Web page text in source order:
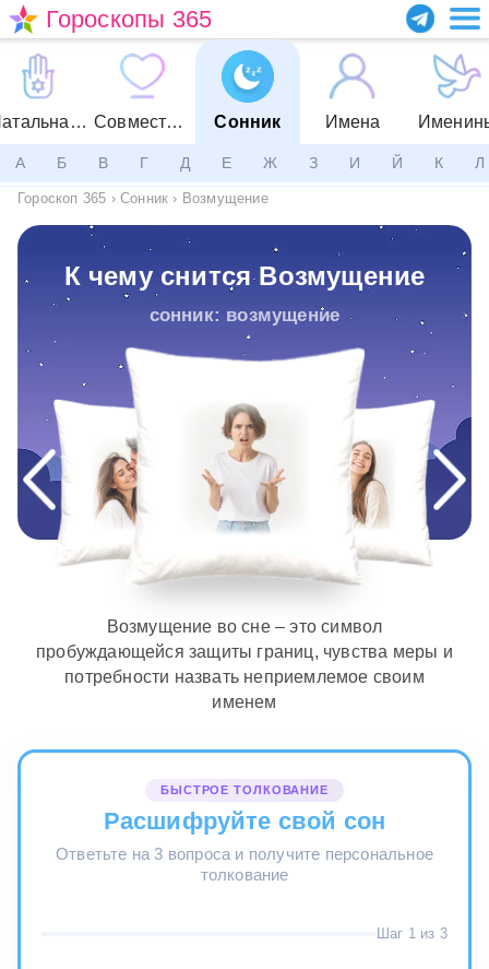
Гороскопы 365
Натальная карта Совместимость Сонник Имена
А Б В Г Д Е Ж З И Й К Л
Гороскоп 365 › Сонник › Возмущение
К чему снится Возмущение
сонник: возмущение
Возмущение во сне – это символ
пробуждающейся защиты границ, чувства меры и
потребности назвать неприемлемое своим
именем
БЫСТРОЕ ТОЛКОВАНИЕ
Расшифруйте свой сон
Ответьте на 3 вопроса и получите персональное
толкование
Шаг 1 из 3